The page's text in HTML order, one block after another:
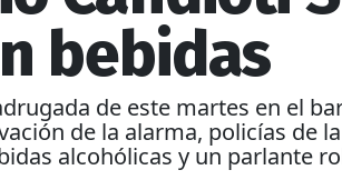
bebidas
de este martes en el
de la alarma, policías
alcohólicas y un parlante